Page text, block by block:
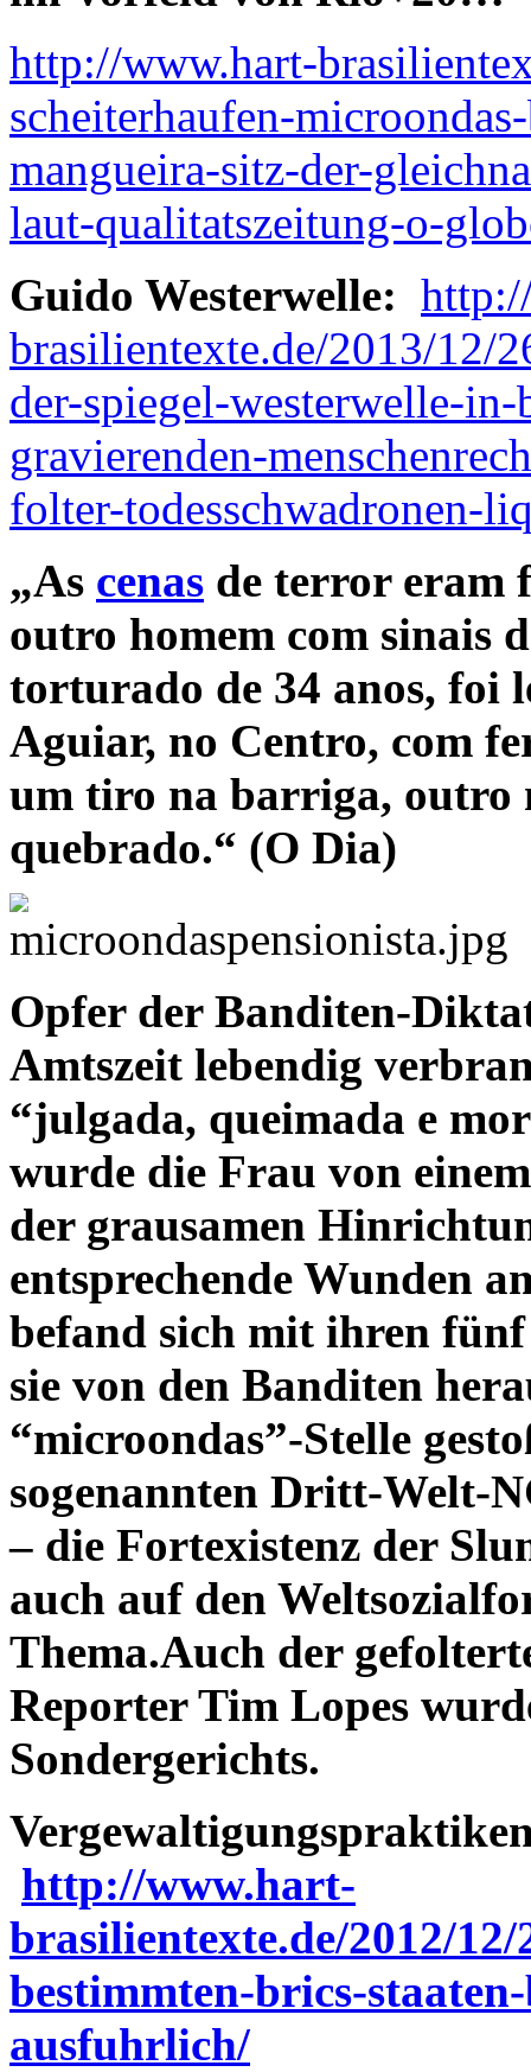
http://www.hart-
scheiterhaufen-
mangueira-sitz-der-
laut-qualitatszeitung-o-
Guido Westerwelle:
brasilientexte.de/2013/12/
der-spiegel-westerwelle-
gravierenden-
folter-todesschwadronen-
„As cenas de terror eram
outro homem com sinais
torturado de 34 anos, foi
Aguiar, no Centro, com
um tiro na barriga, outro
quebrado.“ (O Dia)
Opfer der Banditen-
Amtszeit lebendig
“julgada, queimada e
wurde die Frau von
der grausamen
entsprechende Wunden
befand sich mit ihren
sie von den Banditen
“microondas”-Stelle
sogenannten Dritt-Welt-
– die Fortexistenz der
auch auf den
Thema.Auch der
Reporter Tim Lopes
Sondergerichts.
http://www.hart-
brasilientexte.de/2012/
bestimmten-brics-
ausfuhrlich/